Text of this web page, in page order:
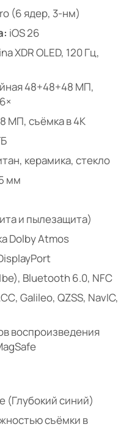
(6 ядер, 3-нм)
iOS 26
XDR OLED, 120 Гц,
48+48+48 МП,
МП, съёмка в 4K
керамика, стекло
мм
и пылезащита)
Dolby Atmos
Bluetooth 6.0, NFC
Galileo, QZSS, NavIC,
воспроизведения
(Глубокий синий)
съёмки в